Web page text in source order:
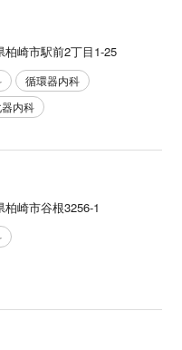
柏崎市駅前2丁目1-25
循環器内科
内科
柏崎市谷根3256-1